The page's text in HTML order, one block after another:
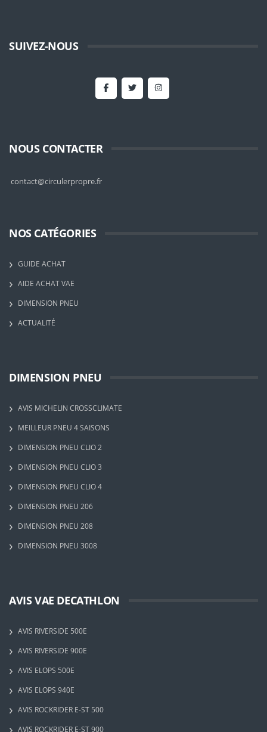
SUIVEZ-NOUS
NOUS CONTACTER
contact@circulerpropre.fr
NOS CATÉGORIES
GUIDE ACHAT
AIDE ACHAT VAE
DIMENSION PNEU
ACTUALITÉ
DIMENSION PNEU
AVIS MICHELIN CROSSCLIMATE
MEILLEUR PNEU 4 SAISONS
DIMENSION PNEU CLIO 2
DIMENSION PNEU CLIO 3
DIMENSION PNEU CLIO 4
DIMENSION PNEU 206
DIMENSION PNEU 208
DIMENSION PNEU 3008
AVIS VAE DECATHLON
AVIS RIVERSIDE 500E
AVIS RIVERSIDE 900E
AVIS ELOPS 500E
AVIS ELOPS 940E
AVIS ROCKRIDER E-ST 500
AVIS ROCKRIDER E-ST 900